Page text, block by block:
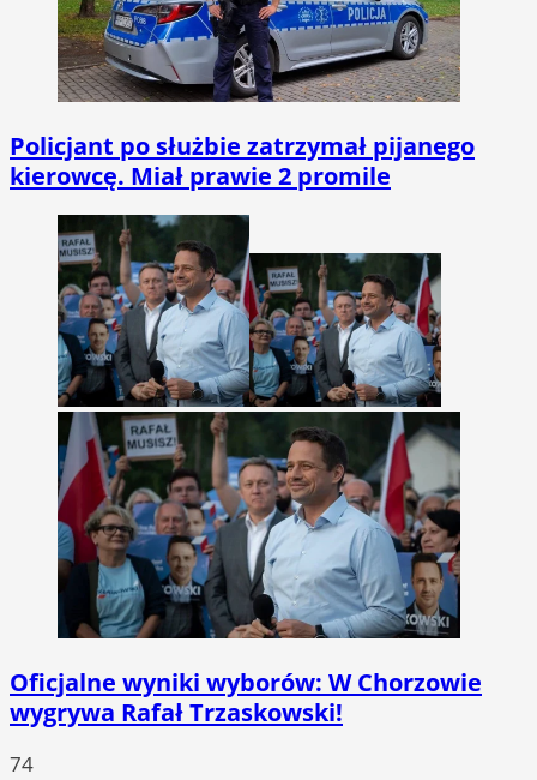
Policjant po służbie zatrzymał pijanego
kierowcę. Miał prawie 2 promile
Oficjalne wyniki wyborów: W Chorzowie
wygrywa Rafał Trzaskowski!
74